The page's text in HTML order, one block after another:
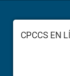
Footer
CPCCS EN